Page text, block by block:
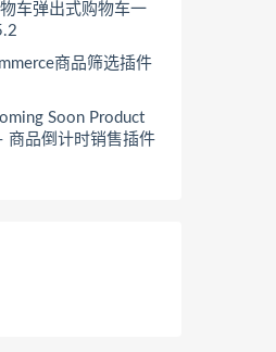
车弹出式购物车一
商品筛选插件
Soon Product
商品倒计时销售插件